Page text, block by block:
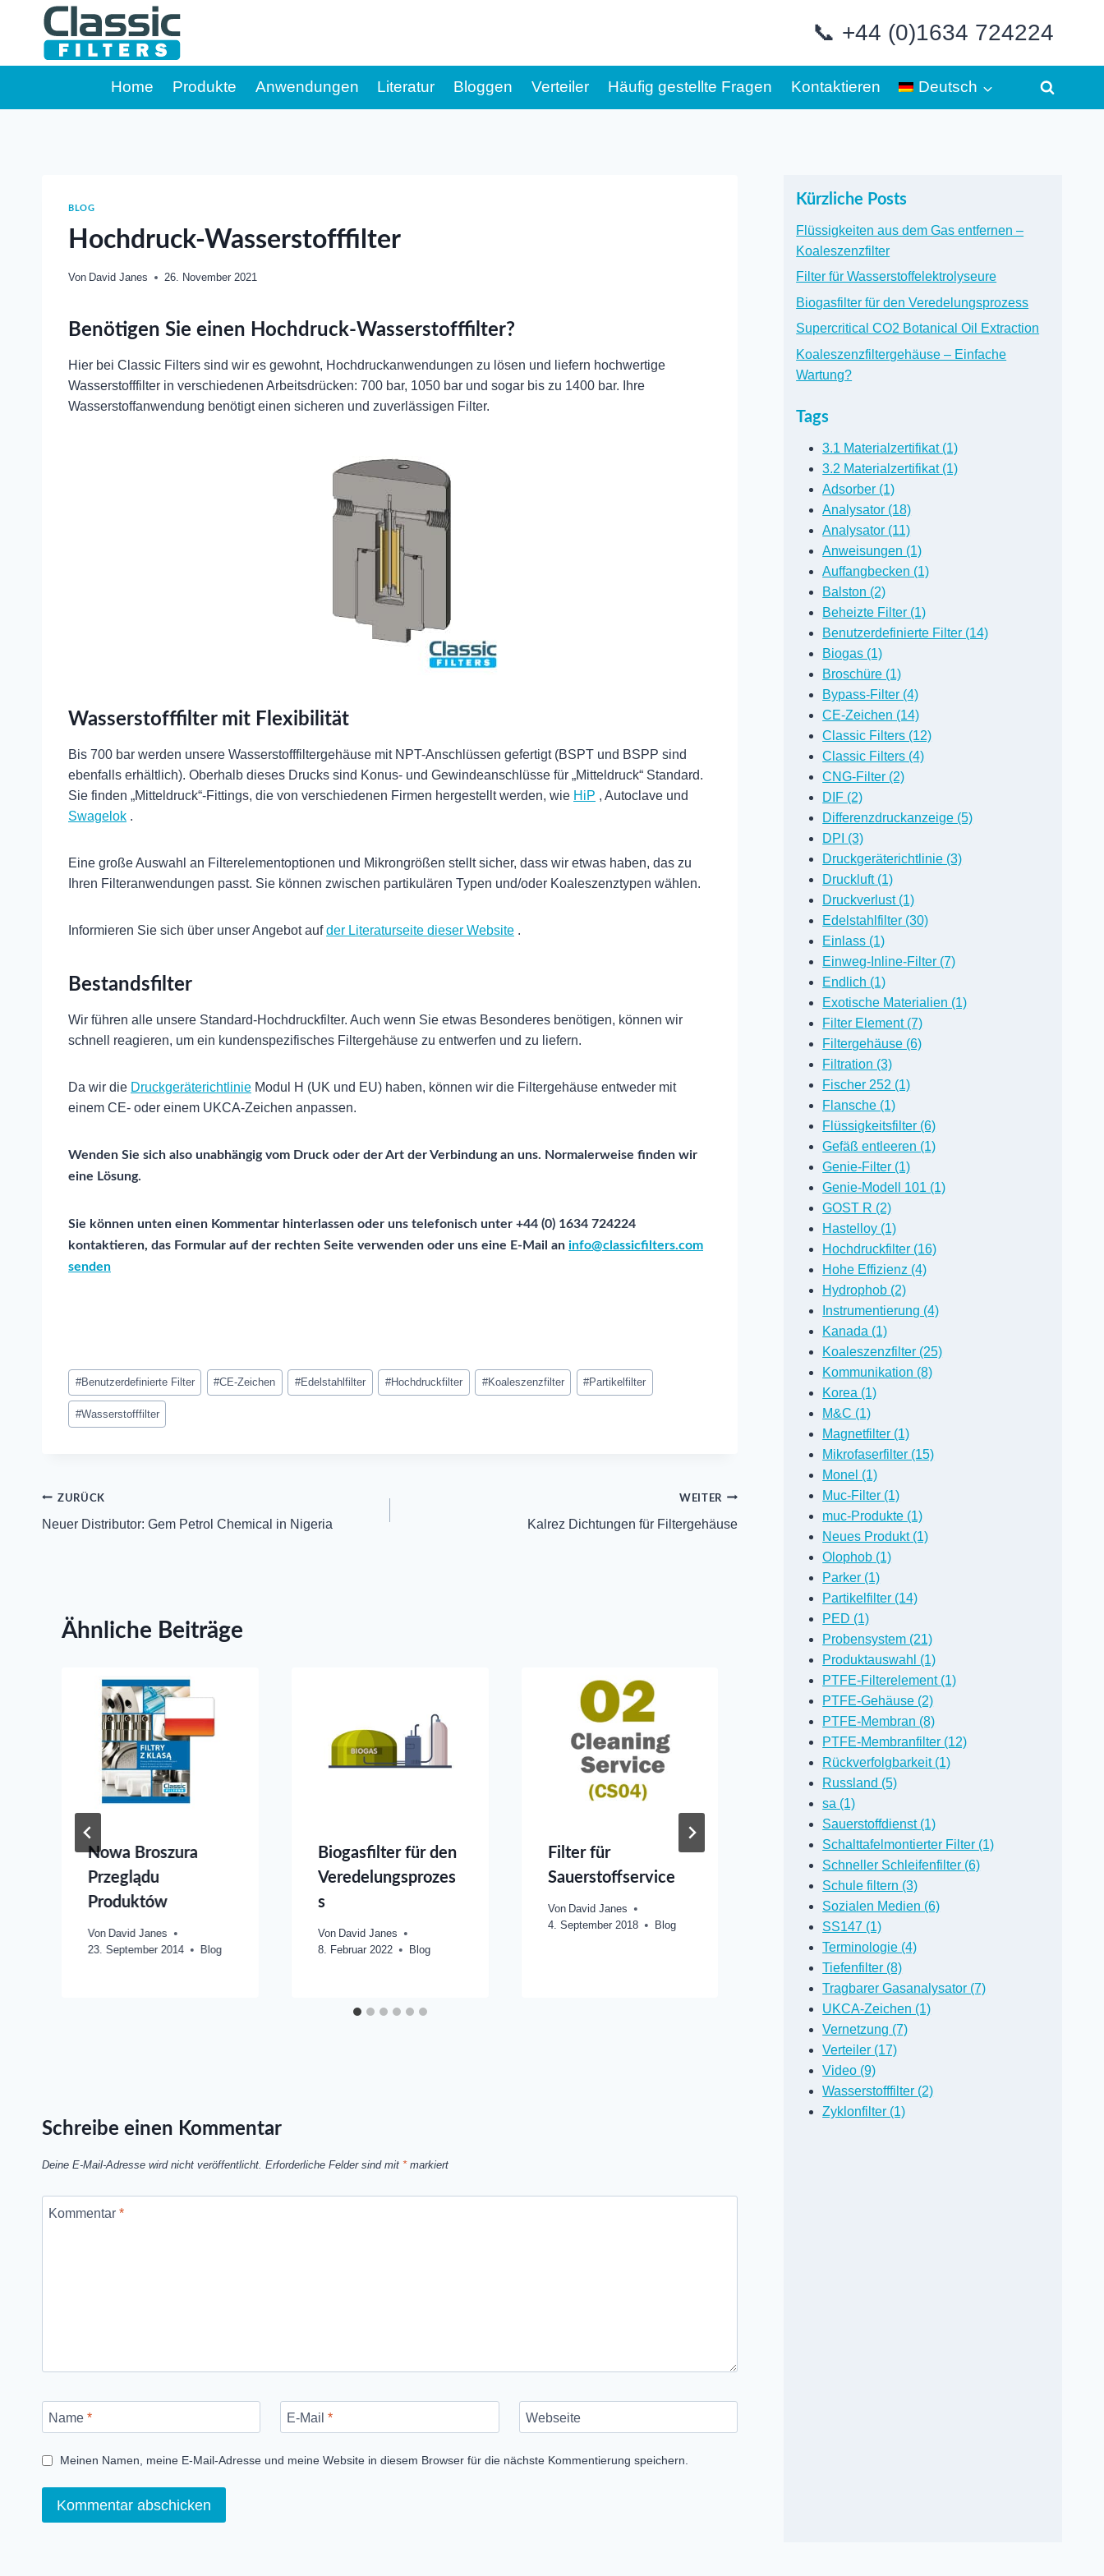
📞 +44 (0)1634 724224
Home Produkte Anwendungen Literatur Bloggen Verteiler Häufig gestellte Fragen Kontaktieren Deutsch
BLOG
Hochdruck-Wasserstofffilter
Von David Janes 26. November 2021
Benötigen Sie einen Hochdruck-Wasserstofffilter?
Hier bei Classic Filters sind wir es gewohnt, Hochdruckanwendungen zu lösen und liefern hochwertige
Wasserstofffilter in verschiedenen Arbeitsdrücken: 700 bar, 1050 bar und sogar bis zu 1400 bar. Ihre
Wasserstoffanwendung benötigt einen sicheren und zuverlässigen Filter.
Wasserstofffilter mit Flexibilität
Bis 700 bar werden unsere Wasserstofffiltergehäuse mit NPT-Anschlüssen gefertigt (BSPT und BSPP sind
ebenfalls erhältlich). Oberhalb dieses Drucks sind Konus- und Gewindeanschlüsse für „Mitteldruck“ Standard.
Sie finden „Mitteldruck“-Fittings, die von verschiedenen Firmen hergestellt werden, wie HiP , Autoclave und
Swagelok .
Eine große Auswahl an Filterelementoptionen und Mikrongrößen stellt sicher, dass wir etwas haben, das zu
Ihren Filteranwendungen passt. Sie können zwischen partikulären Typen und/oder Koaleszenztypen wählen.
Informieren Sie sich über unser Angebot aufder Literaturseite dieser Website .
Bestandsfilter
Wir führen alle unsere Standard-Hochdruckfilter. Auch wenn Sie etwas Besonderes benötigen, können wir
schnell reagieren, um ein kundenspezifisches Filtergehäuse zu entwerfen und zu liefern.
Da wir die Druckgeräterichtlinie Modul H (UK und EU) haben, können wir die Filtergehäuse entweder mit
einem CE- oder einem UKCA-Zeichen anpassen.
Wenden Sie sich also unabhängig vom Druck oder der Art der Verbindung an uns. Normalerweise finden wir
eine Lösung.
Sie können unten einen Kommentar hinterlassen oder uns telefonisch unter +44 (0) 1634 724224
kontaktieren, das Formular auf der rechten Seite verwenden oder uns eine E-Mail an info@classicfilters.com
senden
Post
Tags:
#Benutzerdefinierte Filter #CE-Zeichen #Edelstahlfilter #Hochdruckfilter #Koaleszenzfilter #Partikelfilter
#Wasserstofffilter
Beitrags-
ZURÜCK
Neuer Distributor: Gem Petrol Chemical in Nigeria
WEITER
Kalrez Dichtungen für Filtergehäuse
Ähnliche Beiträge
Nowa Broszura
Przeglądu
Produktów
Von David Janes
23. September 2014
Blog
Biogasfilter für den
Veredelungsprozes
s
Von David Janes
8. Februar 2022
Blog
Filter für
Sauerstoffservice
Von David Janes
4. September 2018
Blog
Filter für
Brennstoffzellen-
Leistungsmodule
David Janes
20. September 2021
Blog
Schreibe einen Kommentar
Deine E-Mail-Adresse wird nicht veröffentlicht. Erforderliche Felder sind mit *markiert
Kommentar *
Name * E-Mail* Webseite
Meinen Namen, meine E-Mail-Adresse und meine Website in diesem Browser für die nächste Kommentierung speichern.
Kürzliche Posts
Flüssigkeiten aus dem Gas entfernen –
Koaleszenzfilter
Filter für Wasserstoffelektrolyseure
Biogasfilter für den Veredelungsprozess
Supercritical CO2 Botanical Oil Extraction
Koaleszenzfiltergehäuse – Einfache
Wartung?
Tags
3.1 Materialzertifikat (1)
3.2 Materialzertifikat (1)
Adsorber (1)
Analysator (18)
Analysator (11)
Anweisungen (1)
Auffangbecken (1)
Balston (2)
Beheizte Filter (1)
Benutzerdefinierte Filter (14)
Biogas (1)
Broschüre (1)
Bypass-Filter (4)
CE-Zeichen (14)
Classic Filters (12)
Classic Filters (4)
CNG-Filter (2)
DIF (2)
Differenzdruckanzeige (5)
DPI (3)
Druckgeräterichtlinie (3)
Druckluft (1)
Druckverlust (1)
Edelstahlfilter (30)
Einlass (1)
Einweg-Inline-Filter (7)
Endlich (1)
Exotische Materialien (1)
Filter Element (7)
Filtergehäuse (6)
Filtration (3)
Fischer 252 (1)
Flansche (1)
Flüssigkeitsfilter (6)
Gefäß entleeren (1)
Genie-Filter (1)
Genie-Modell 101 (1)
GOST R (2)
Hastelloy (1)
Hochdruckfilter (16)
Hohe Effizienz (4)
Hydrophob (2)
Instrumentierung (4)
Kanada (1)
Koaleszenzfilter (25)
Kommunikation (8)
Korea (1)
M&C (1)
Magnetfilter (1)
Mikrofaserfilter (15)
Monel (1)
Muc-Filter (1)
muc-Produkte (1)
Neues Produkt (1)
Olophob (1)
Parker (1)
Partikelfilter (14)
PED (1)
Probensystem (21)
Produktauswahl (1)
PTFE-Filterelement (1)
PTFE-Gehäuse (2)
PTFE-Membran (8)
PTFE-Membranfilter (12)
Rückverfolgbarkeit (1)
Russland (5)
sa (1)
Sauerstoffdienst (1)
Schalttafelmontierter Filter (1)
Schneller Schleifenfilter (6)
Schule filtern (3)
Sozialen Medien (6)
SS147 (1)
Terminologie (4)
Tiefenfilter (8)
Tragbarer Gasanalysator (7)
UKCA-Zeichen (1)
Vernetzung (7)
Verteiler (17)
Video (9)
Wasserstofffilter (2)
Zyklonfilter (1)